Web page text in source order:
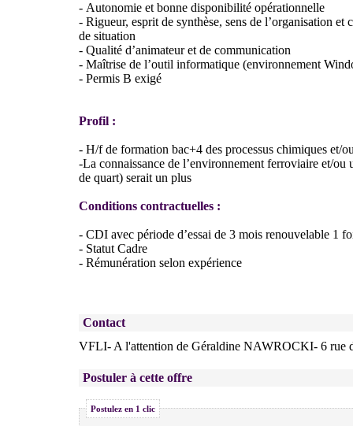
- Autonomie et bonne disponibilité opérationnelle
- Rigueur, esprit de synthèse, sens de l’organisation et
de situation
- Qualité d’animateur et de communication
- Maîtrise de l’outil informatique (environnement
- Permis B exigé
Profil :
- H/f de formation bac+4 des processus chimiques et/
-La connaissance de l’environnement ferroviaire et/ou
de quart) serait un plus
Conditions contractuelles :
- CDI avec période d’essai de 3 mois renouvelable 1
- Statut Cadre
- Rémunération selon expérience
Contact
VFLI- A l'attention de Géraldine NAWROCKI- 6 rue
Postuler à cette offre
Postulez en 1 clic